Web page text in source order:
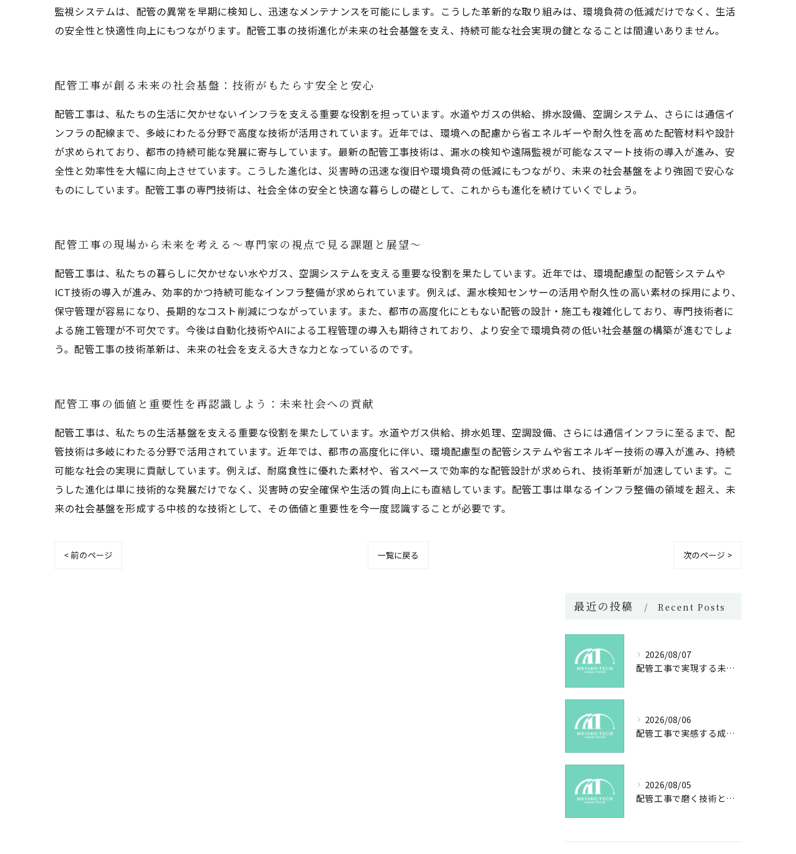
監視システムは、配管の異常を早期に検知し、迅速なメンテナンスを可能にします。こうした革新的な取り組みは、環境負荷の低減だけでなく、生活
の安全性と快適性向上にもつながります。配管工事の技術進化が未来の社会基盤を支え、持続可能な社会実現の鍵となることは間違いありません。
配管工事が創る未来の社会基盤：技術がもたらす安全と安心
配管工事は、私たちの生活に欠かせないインフラを支える重要な役割を担っています。水道やガスの供給、排水設備、空調システム、さらには通信イ
ンフラの配線まで、多岐にわたる分野で高度な技術が活用されています。近年では、環境への配慮から省エネルギーや耐久性を高めた配管材料や設計
が求められており、都市の持続可能な発展に寄与しています。最新の配管工事技術は、漏水の検知や遠隔監視が可能なスマート技術の導入が進み、安
全性と効率性を大幅に向上させています。こうした進化は、災害時の迅速な復旧や環境負荷の低減にもつながり、未来の社会基盤をより強固で安心な
ものにしています。配管工事の専門技術は、社会全体の安全と快適な暮らしの礎として、これからも進化を続けていくでしょう。
配管工事の現場から未来を考える〜専門家の視点で見る課題と展望〜
配管工事は、私たちの暮らしに欠かせない水やガス、空調システムを支える重要な役割を果たしています。近年では、環境配慮型の配管システムや
ICT技術の導入が進み、効率的かつ持続可能なインフラ整備が求められています。例えば、漏水検知センサーの活用や耐久性の高い素材の採用により、
保守管理が容易になり、長期的なコスト削減につながっています。また、都市の高度化にともない配管の設計・施工も複雑化しており、専門技術者に
よる施工管理が不可欠です。今後は自動化技術やAIによる工程管理の導入も期待されており、より安全で環境負荷の低い社会基盤の構築が進むでしょ
う。配管工事の技術革新は、未来の社会を支える大きな力となっているのです。
配管工事の価値と重要性を再認識しよう：未来社会への貢献
配管工事は、私たちの生活基盤を支える重要な役割を果たしています。水道やガス供給、排水処理、空調設備、さらには通信インフラに至るまで、配
管技術は多岐にわたる分野で活用されています。近年では、都市の高度化に伴い、環境配慮型の配管システムや省エネルギー技術の導入が進み、持続
可能な社会の実現に貢献しています。例えば、耐腐食性に優れた素材や、省スペースで効率的な配管設計が求められ、技術革新が加速しています。こ
うした進化は単に技術的な発展だけでなく、災害時の安全確保や生活の質向上にも直結しています。配管工事は単なるインフラ整備の領域を超え、未
来の社会基盤を形成する中核的な技術として、その価値と重要性を今一度認識することが必要です。
< 前のページ 一覧に戻る 次のページ >
最近の投稿 Recent Posts
2026/08/07
配管工事で実現する未来の安心と技術力
2026/08/06
配管工事で実感する成長と社会貢献の魅力
2026/08/05
配管工事で磨く技術と未来への誇り